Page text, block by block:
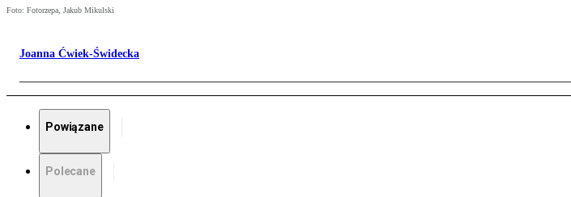
Foto: Fotorzepa, Jakub Mikulski
Joanna Ćwiek-Świdecka
Powiązane
Polecane